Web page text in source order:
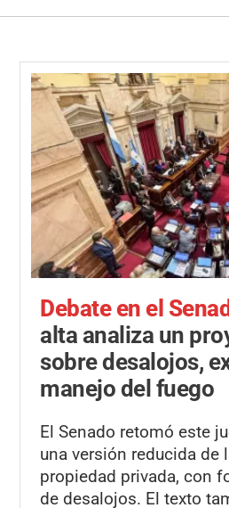
Debate en el
alta analiza un
sobre desalojos,
manejo del fuego
El Senado retomó este
una versión reducida de
propiedad privada, con
de desalojos. El texto